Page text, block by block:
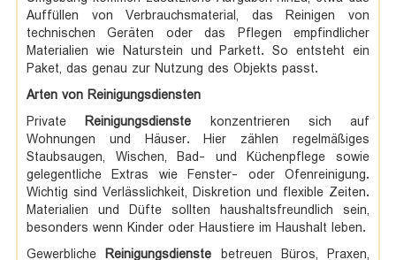
Auffüllen von Verbrauchsmaterial, das Reinigen von
technischen Geräten oder das Pflegen empfindlicher
Materialien wie Naturstein und Parkett. So entsteht ein
Paket, das genau zur Nutzung des Objekts passt.
Arten von Reinigungsdiensten
PrivateReinigungsdienste konzentrieren sich auf
Wohnungen und Häuser. Hier zählen regelmäßiges
Staubsaugen, Wischen, Bad- und Küchenpflege sowie
gelegentliche Extras wie Fenster- oder Ofenreinigung.
Wichtig sind Verlässlichkeit, Diskretion und flexible Zeiten.
Materialien und Düfte sollten haushaltsfreundlich sein,
besonders wenn Kinder oder Haustiere im Haushalt leben.
GewerblicheReinigungsdienste betreuen Büros, Praxen,